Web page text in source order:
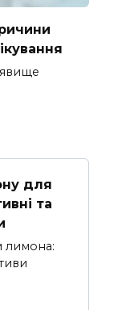
для
та
лимона: